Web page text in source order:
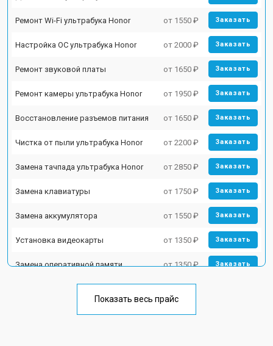
Ремонт Wi-Fi ультрабука Honor от 1550 ₽ Заказать
Настройка ОС ультрабука Honor от 2000 ₽ Заказать
Ремонт звуковой платы от 1650 ₽ Заказать
Ремонт камеры ультрабука Honor от 1950 ₽ Заказать
Восстановление разъемов питания от 1650 ₽ Заказать
Чистка от пыли ультрабука Honor от 2200 ₽ Заказать
Замена тачпада ультрабука Honor от 2850 ₽ Заказать
Замена клавиатуры от 1750 ₽ Заказать
Замена аккумулятора от 1550 ₽ Заказать
Установка видеокарты от 1350 ₽ Заказать
Замена оперативной памяти от 1350 ₽ Заказать
Замена кулера ультрабука Honor от 1950 ₽
Показать весь прайс